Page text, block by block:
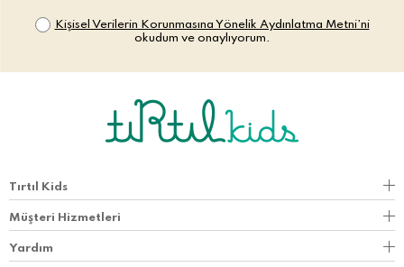
Kişisel Verilerin Korunmasına Yönelik Aydınlatma Metni’ni
okudum ve onaylıyorum.
Tırtıl Kids
Müşteri Hizmetleri
Yardım